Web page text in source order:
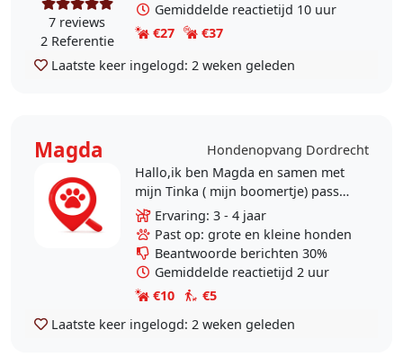
7 reviews
2 Referentie
Gemiddelde reactietijd 10 uur
€27
€37
Laatste keer ingelogd: 2 weken geleden
Magda
Hondenopvang Dordrecht
Hallo,ik ben Magda en samen met
mijn Tinka ( mijn boomertje) passen
we al een tijdje op hinden bijnons
in huis wij wonen dicht bij de
Hollandse..
Ervaring: 3 - 4 jaar
Past op: grote en kleine honden
Beantwoorde berichten 30%
Gemiddelde reactietijd 2 uur
€10
€5
Laatste keer ingelogd: 2 weken geleden